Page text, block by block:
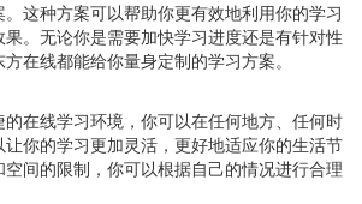
这种方案可以帮助你更有效地利用你的学习
。无论你是需要加快学习进度还是有针对性
在线都能给你量身定制的学习方案。
在线学习环境，你可以在任何地方、任何时
你的学习更加灵活，更好地适应你的生活节
间的限制，你可以根据自己的情况进行合理